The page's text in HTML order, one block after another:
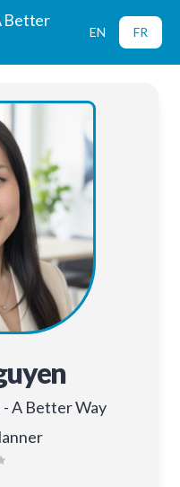
Better
EN FR
A Better Way